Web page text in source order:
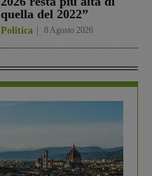
quella del 2022”
Politica 8 Agosto 2026